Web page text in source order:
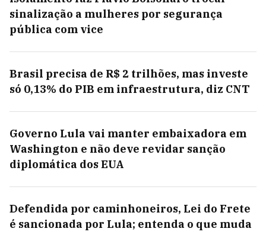
sinalização a mulheres por segurança
pública com vice
Brasil precisa de R$ 2 trilhões, mas investe
só 0,13% do PIB em infraestrutura, diz CNT
Governo Lula vai manter embaixadora em
Washington e não deve revidar sanção
diplomática dos EUA
Defendida por caminhoneiros, Lei do Frete
é sancionada por Lula; entenda o que muda